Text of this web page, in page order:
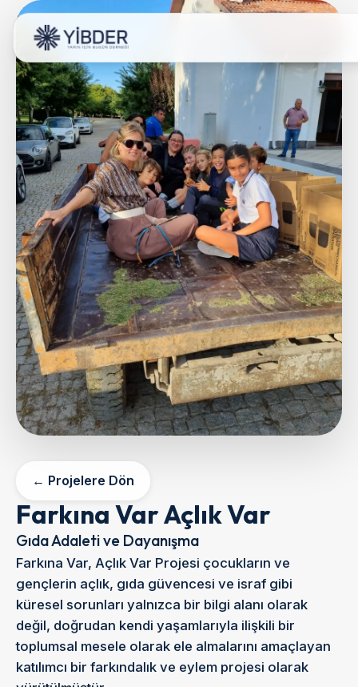
POLİTİKA
İLETİŞİM
DESTEK
← Projelere Dön
Farkına Var Açlık Var
Gıda Adaleti ve Dayanışma
Farkına Var, Açlık Var Projesi çocukların ve
gençlerin açlık, gıda güvencesi ve israf gibi
küresel sorunları yalnızca bir bilgi alanı olarak
değil, doğrudan kendi yaşamlarıyla ilişkili bir
toplumsal mesele olarak ele almalarını amaçlayan
katılımcı bir farkındalık ve eylem projesi olarak